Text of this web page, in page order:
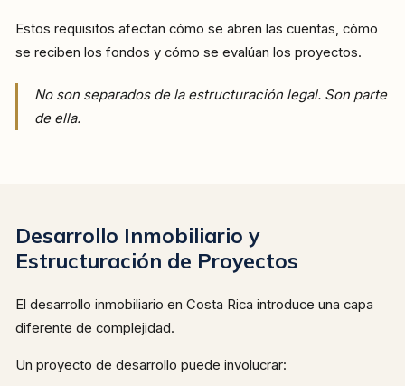
Estos requisitos afectan cómo se abren las cuentas, cómo
se reciben los fondos y cómo se evalúan los proyectos.
No son separados de la estructuración legal. Son parte
de ella.
Desarrollo Inmobiliario y
Estructuración de Proyectos
El desarrollo inmobiliario en Costa Rica introduce una capa
diferente de complejidad.
Un proyecto de desarrollo puede involucrar: